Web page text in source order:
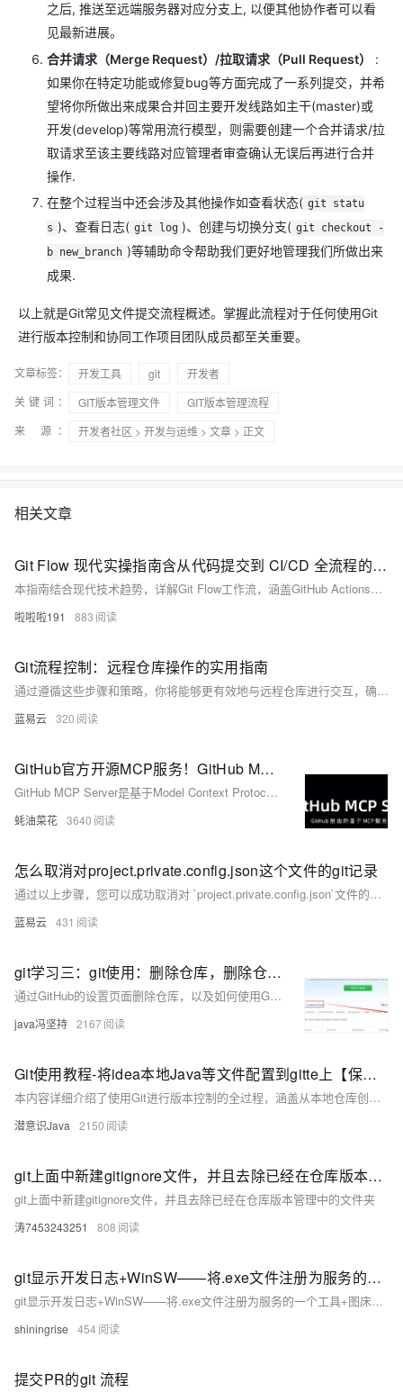
之后, 推送至远端服务器对应分支上, 以便其他协作者可以看
见最新进展。
合并请求（Merge Request）/拉取请求（Pull Request）
:
如果你在特定功能或修复bug等方面完成了一系列提交，并希
望将你所做出来成果合并回主要开发线路如主干(master)或
开发(develop)等常用流行模型，则需要创建一个合并请求/拉
取请求至该主要线路对应管理者审查确认无误后再进行合并
操作.
在整个过程当中还会涉及其他操作如查看状态( git statu
s )、查看日志( git log )、创建与切换分支( git checkout -
b new_branch )等辅助命令帮助我们更好地管理我们所做出来
成果.
以上就是Git常见文件提交流程概述。掌握此流程对于任何使用Git
进行版本控制和协同工作项目团队成员都至关重要。
文章标签： 开发工具 git
开发者
关键词：
GIT版本管理文件
GIT版本管理流程
来 源：
开发者社区 > 开发与运维 > 文章 > 正文
相关文章
Git Flow 现代实操指南含从代码提交到 CI/CD 全流程的实用技巧与长尾关键词解析 Git Flow
本指南结合现代技术趋势，详解Git Flow工作流，涵盖GitHub Actions自动化、Conventional Commits规范、Gitmoji可视化等内容，助你实现代码到CI/CD的全流程管理，提升团队开发效率与代码质量。
啦啦啦191 883
Git流程控制：远程仓库操作的实用指南
通过遵循这些步骤和策略，你将能够更有效地与远程仓库进行交互，确保代码变更的透明度和项目历史的干净。同时，良好的版本控制习惯可以减少潜在的冲突，并帮助保持代码库的整洁。在日常工作中应用这些实用的Git流程控制技巧将是非常有益的。
蓝易云 320
GitHub官方开源MCP服务！GitHub MCP Server：无缝集成GitHub API，实现Git流程完全自动化
GitHub MCP Server是基于Model Context Protocol的服务器工具，提供与GitHub API的无缝集成，支持自动化处理问题、Pull Request和仓库管理等功能。
蚝油菜花 3640
怎么取消对project.private.config.json这个文件的git记录
通过以上步骤，您可以成功取消对 `project.private.config.json`文件的Git记录。这样，文件将不会被包含在未来的提交中，同时仍保留在您的工作区中。
蓝易云 431
git学习三：git使用：删除仓库，删除仓库内文件
通过GitHub的设置页面删除仓库，以及如何使用Git命令行删除仓库中的文件或文件夹。
java冯坚持 2167
Git使用教程-将idea本地Java等文件配置到gitte上【保姆级教程】
本内容详细介绍了使用Git进行版本控制的全过程，涵盖从本地仓库创建到远程仓库配置，以及最终推送代码至远程仓库的步骤。
潜意识Java 2150
git上面中新建gitignore文件，并且去除已经在仓库版本管理中的文件夹
git上面中新建gitignore文件，并且去除已经在仓库版本管理中的文件夹
涛7453243251 808
git显示开发日志+WinSW——将.exe文件注册为服务的一个工具+图床PicGo+kubeconfig 多个集群配置 如何切换
git显示开发日志+WinSW——将.exe文件注册为服务的一个工具+图床PicGo+kubeconfig 多个集群配置 如何切换
shiningrise 454
提交PR的git 流程